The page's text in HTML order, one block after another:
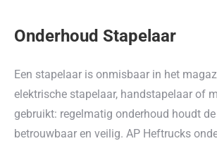
Onderhoud Stapelaar
Een stapelaar is onmisbaar in het
elektrische stapelaar, handstapelaar of
gebruikt: regelmatig onderhoud houdt
betrouwbaar en veilig. AP Heftrucks